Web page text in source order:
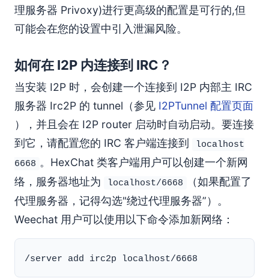
理服务器 Privoxy)进行更高级的配置是可行的,但
可能会在您的设置中引入泄漏风险。
如何在 I2P 内连接到 IRC？
当安装 I2P 时，会创建一个连接到 I2P 内部主 IRC
服务器 Irc2P 的 tunnel（参见 I2PTunnel 配置页面
），并且会在 I2P router 启动时自动启动。要连接
到它，请配置您的 IRC 客户端连接到
localhost
6668 。HexChat 类客户端用户可以创建一个新网
络，服务器地址为
localhost/6668
（如果配置了
代理服务器，记得勾选"绕过代理服务器”）。
Weechat 用户可以使用以下命令添加新网络：